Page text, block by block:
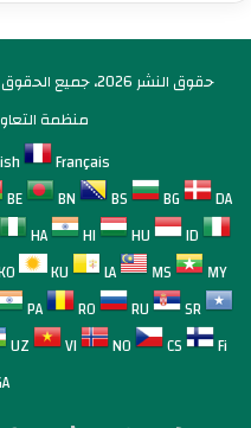
© حقوق النشر 2026، جميع الحقوق محفوظة |
منظمة
Français
BE BN BS BG
DA
HA HI HU
ID
KU LA MS
MY
PA RO RU
SR
UZ VI NO CS
Fi